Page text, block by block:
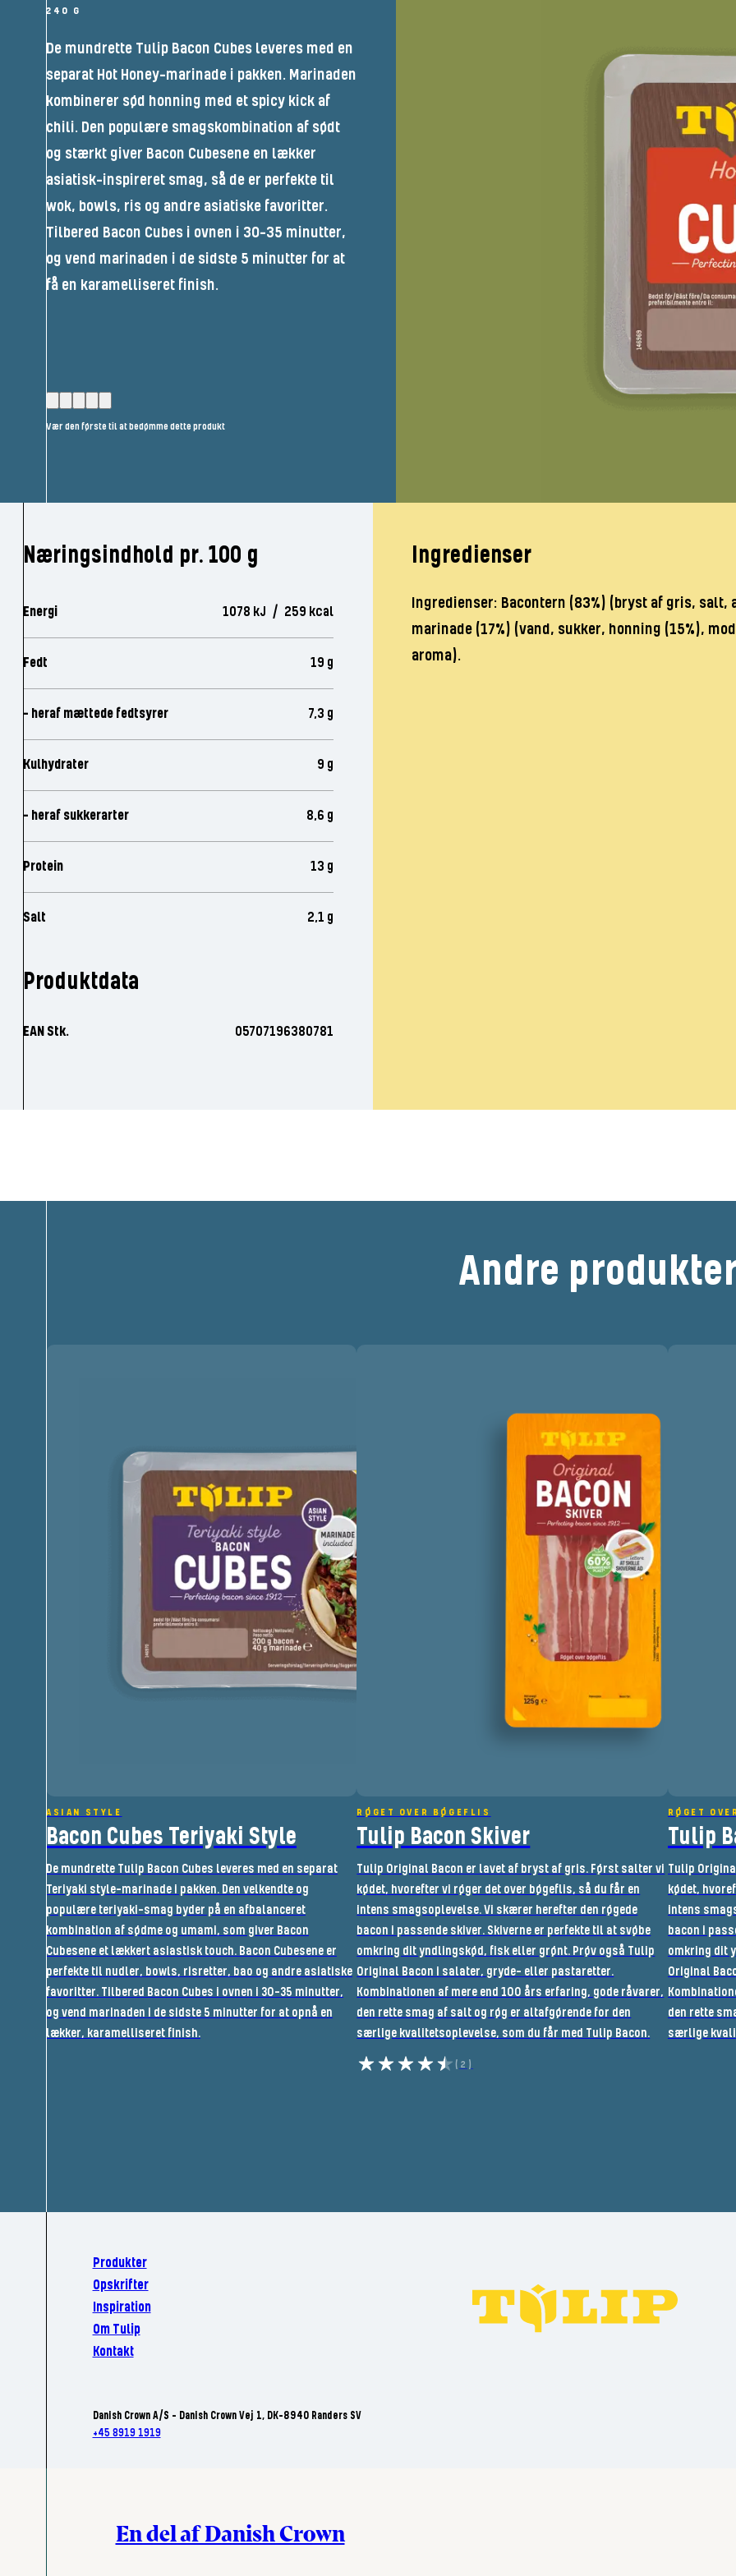
240 G
De mundrette Tulip Bacon Cubes leveres med en
separat Hot Honey-marinade i pakken. Marinaden
kombinerer sød honning med et spicy kick af
chili. Den populære smagskombination af sødt
og stærkt giver Bacon Cubesene en lækker
asiatisk-inspireret smag, så de er perfekte til
wok, bowls, ris og andre asiatiske favoritter.
Tilbered Bacon Cubes i ovnen i 30-35 minutter,
og vend marinaden i de sidste 5 minutter for at
få en karamelliseret finish.
Vær den første til at bedømme dette produkt
Næringsindhold pr. 100 g
Energi 1078 kJ / 259 kcal
Fedt 19 g
- heraf mættede fedtsyrer 7,3 g
Kulhydrater 9 g
- heraf sukkerarter 8,6 g
Protein 13 g
Salt 2,1 g
Produktdata
EAN Stk. 05707196380781
Ingredienser
Ingredienser: Bacontern (83%) (bryst af gris,
marinade (17%) (vand, sukker, honning (15%),
aroma).
Andre
ASIAN STYLE
Bacon Cubes Teriyaki Style
De mundrette Tulip Bacon Cubes leveres med en separat
Teriyaki style-marinade i pakken. Den velkendte og
populære teriyaki-smag byder på en afbalanceret
kombination af sødme og umami, som giver Bacon
Cubesene et lækkert asiastisk touch. Bacon Cubesene er
perfekte til nudler, bowls, risretter, bao og andre asiatiske
favoritter. Tilbered Bacon Cubes i ovnen i 30-35 minutter,
og vend marinaden i de sidste 5 minutter for at opnå en
lækker, karamelliseret finish.
RØGET OVER BØGEFLIS
Tulip Bacon Skiver
Tulip Original Bacon er lavet af bryst af gris. Først salter vi
kødet, hvorefter vi røger det over bøgeflis, så du får en
intens smagsoplevelse. Vi skærer herefter den røgede
bacon i passende skiver. Skiverne er perfekte til at svøbe
omkring dit yndlingskød, fisk eller grønt. Prøv også Tulip
Original Bacon i salater, gryde- eller pastaretter.
Kombinationen af mere end 100 års erfaring, gode råvarer,
den rette smag af salt og røg er altafgørende for den
særlige kvalitetsoplevelse, som du får med Tulip Bacon.
(2)
RØGET
Tulip
Tulip
kødet,
intens
bacon i
omkring dit
Original
den rette
særlige
Produkter
Opskrifter
Inspiration
Om Tulip
Kontakt
Danish Crown A/S - Danish Crown Vej 1, DK-8940 Randers SV
+45 8919 1919
En del af Danish Crown